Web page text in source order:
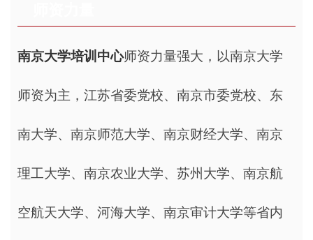
南京大学培训中心师资力量强大，以南京大学
师资为主，江苏省委党校、南京市委党校、东
南大学、南京师范大学、南京财经大学、南京
理工大学、南京农业大学、苏州大学、南京航
空航天大学、河海大学、南京审计大学等省内